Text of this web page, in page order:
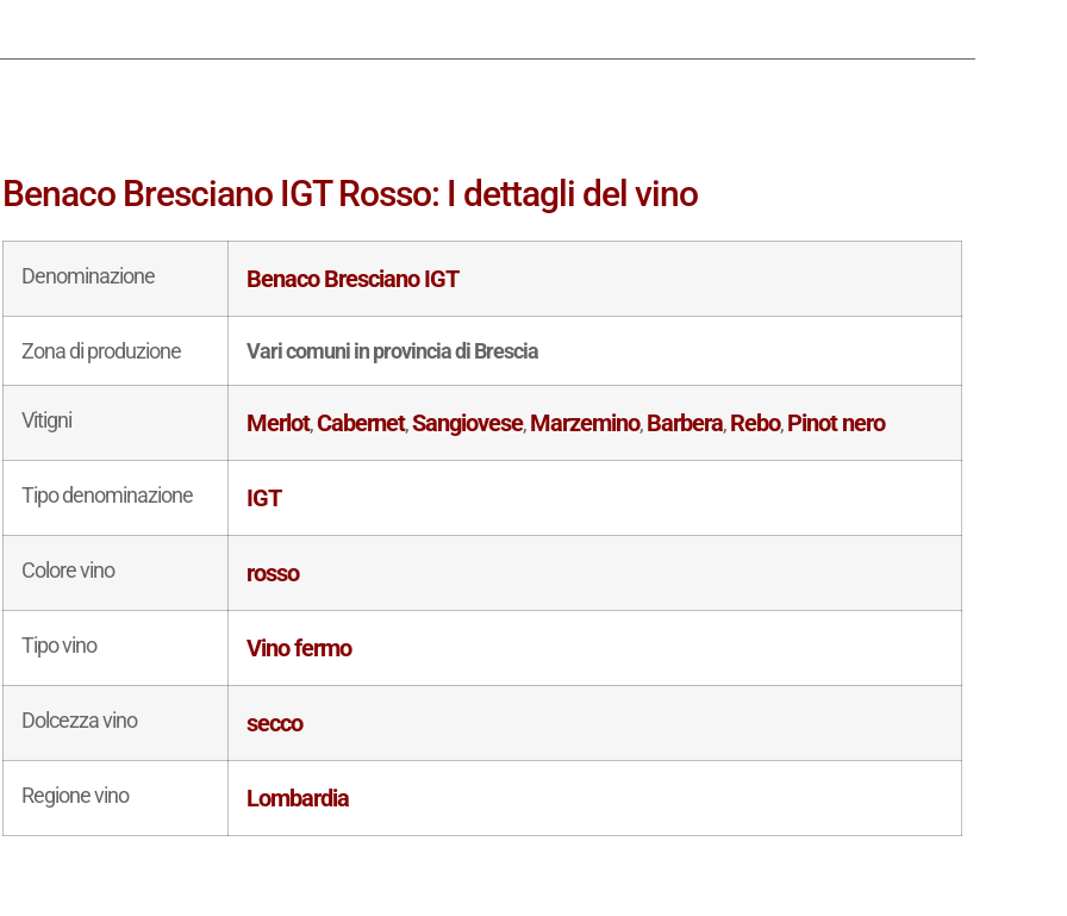
Benaco Bresciano IGT Rosso: I dettagli del vino
Denominazione Benaco Bresciano IGT
Zona di produzione Vari comuni in provincia di Brescia
Vitigni Merlot,Cabernet,Sangiovese,Marzemino,Barbera,Rebo,Pinot nero
Tipo denominazione IGT
Colore vino rosso
Tipo vino Vino fermo
Dolcezza vino secco
Regione vino Lombardia